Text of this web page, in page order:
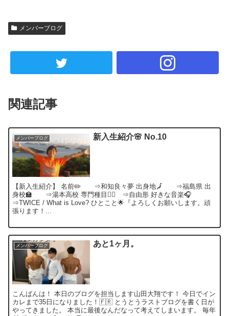
メンバーブログ
関連記事
メンバーブログ 新入生紹介🌸 No.10
【新入生紹介】 名前✏️ ⇒和知良々夢 出身地🗾 ⇒福島県 出
身校🏫 ⇒湯本高校 専門種目🏊‍♂️ ⇒自由形 好きな音楽🎧
⇒TWICE / What is Love? ひとこと🌟『よろしくお願いします。頑
張ります！...
メンバーブログ あと1ヶ月。
こんばんは！ 本日のブログを担当します山田大翔です！ 今日でイン
カレまで35日になりました！🇫🇷 とうとうラストブログを書く日が
やってきました。 本当に最後なんだなって考えてしまいます。 毎年